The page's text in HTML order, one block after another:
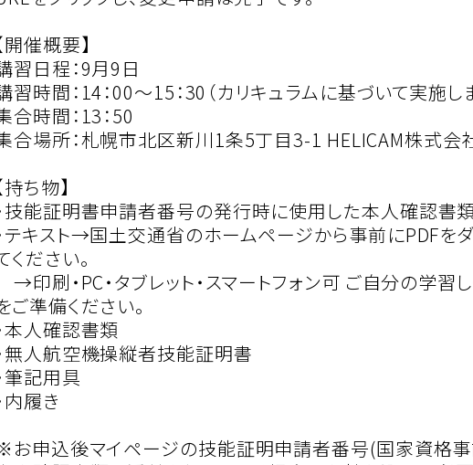
開催概要】
習日程：9月9日
習時間：14：00～15：30（カリキュラムに基づいて実施し
合時間：13：50
合場所：札幌市北区新川1条5丁目3-1 HELICAM株式会
持ち物】
技能証明書申請者番号の発行時に使用した本人確認書
テキスト→国土交通省のホームページから事前にPDFを
ください。
刷・PC・タブレット・スマートフォン可 ご自分の学習
ご準備ください。
本人確認書類
無人航空機操縦者技能証明書
筆記用具
内履き
お申込後マイページの技能証明申請者番号(国家資格事